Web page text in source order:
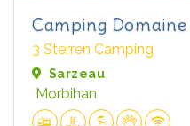
Camping
3 Sterren Camping
Sarzeau
Morbihan